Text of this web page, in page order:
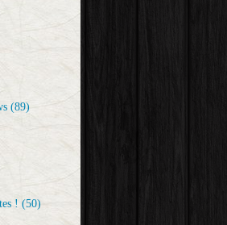
(89)
! (50)